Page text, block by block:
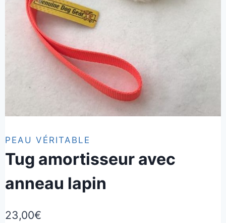
PEAU VÉRITABLE
Tug amortisseur avec
anneau lapin
23,00€